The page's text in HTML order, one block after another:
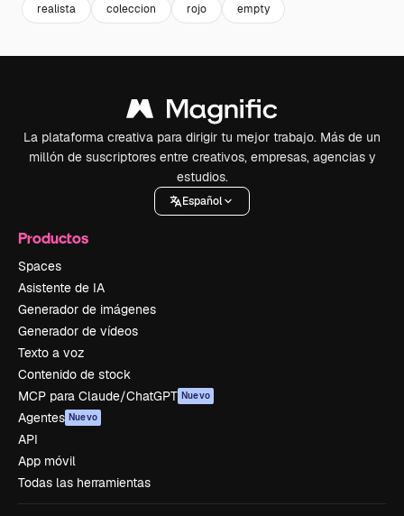
realista coleccion rojo empty
La plataforma creativa para dirigir tu mejor trabajo. Más de un
millón de suscriptores entre creativos, empresas, agencias y
estudios.
Español
Productos
Spaces
Asistente de IA
Generador de imágenes
Generador de vídeos
Texto a voz
Contenido de stock
MCP para Claude/ChatGPT Nuevo
Agentes Nuevo
API
App móvil
Todas las herramientas